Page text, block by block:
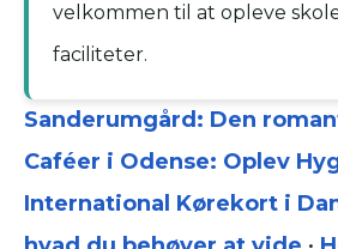
velkommen til at opleve
faciliteter.
Sanderumgård: Den
Caféer i Odense: Oplev
International Kørekort i